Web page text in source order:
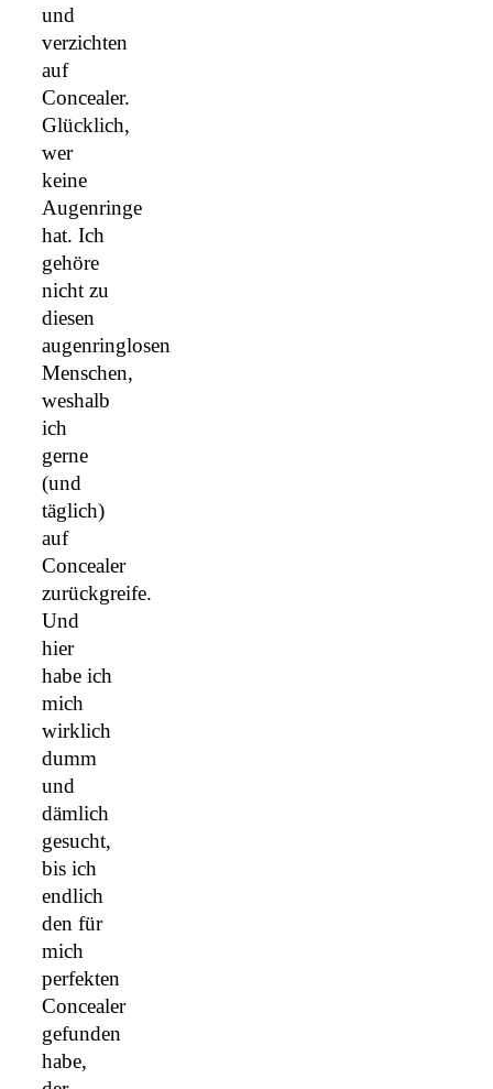
und
verzichten
auf
Concealer.
Glücklich,
wer
keine
Augenringe
hat. Ich
gehöre
nicht zu
diesen
augenringlosen
Menschen,
weshalb
ich
gerne
(und
täglich)
auf
Concealer
zurückgreife.
Und
hier
habe ich
mich
wirklich
dumm
und
dämlich
gesucht,
bis ich
endlich
den für
mich
perfekten
Concealer
gefunden
habe,